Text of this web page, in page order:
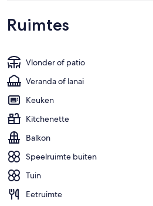
Ruimtes
Vlonder of patio
Veranda of lanai
Keuken
Kitchenette
Balkon
Speelruimte buiten
Tuin
Eetruimte